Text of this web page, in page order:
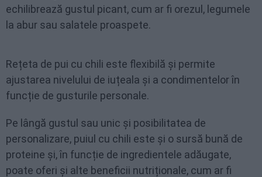
echilibrează gustul picant, cum ar fi orezul, legumele
la abur sau salatele proaspete.
Rețeta de pui cu chili este flexibilă și permite
ajustarea nivelului de iuțeala și a condimentelor în
funcție de gusturile personale.
Pe lângă gustul sau unic și posibilitatea de
personalizare, puiul cu chili este și o sursă bună de
proteine și, în funcție de ingredientele adăugate,
poate oferi și alte beneficii nutriționale, cum ar fi